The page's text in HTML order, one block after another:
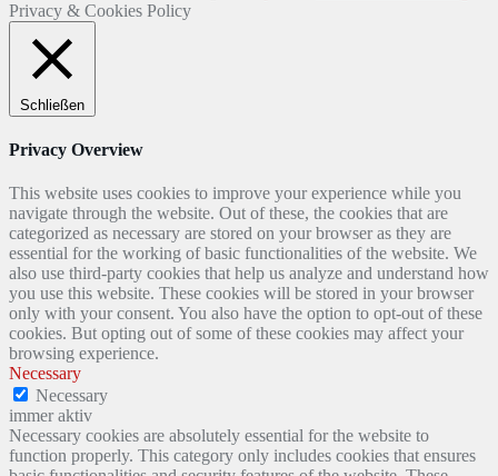
Privacy & Cookies Policy
Schließen
Privacy Overview
This website uses cookies to improve your experience while you
navigate through the website. Out of these, the cookies that are
categorized as necessary are stored on your browser as they are
essential for the working of basic functionalities of the website. We
also use third-party cookies that help us analyze and understand how
you use this website. These cookies will be stored in your browser
only with your consent. You also have the option to opt-out of these
cookies. But opting out of some of these cookies may affect your
browsing experience.
Necessary
Necessary
immer aktiv
Necessary cookies are absolutely essential for the website to
function properly. This category only includes cookies that ensures